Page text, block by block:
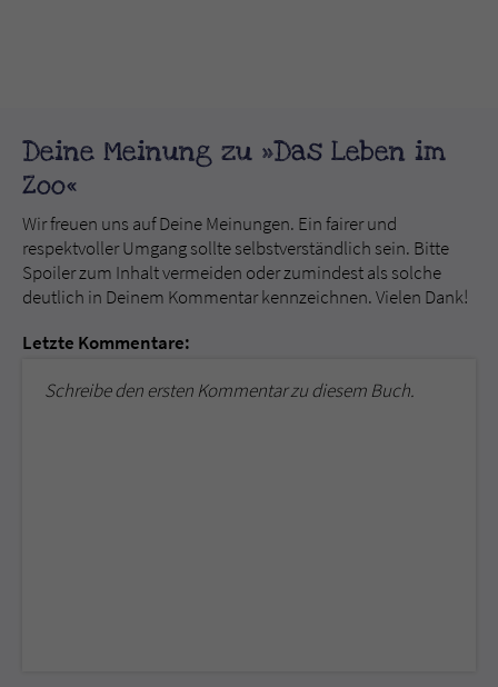
Deine Meinung zu »Das Leben im
Zoo«
Wir freuen uns auf Deine Meinungen. Ein fairer und
respektvoller Umgang sollte selbstverständlich sein. Bitte
Spoiler zum Inhalt vermeiden oder zumindest als solche
deutlich in Deinem Kommentar kennzeichnen. Vielen Dank!
Letzte Kommentare:
Schreibe den ersten Kommentar zu diesem Buch.